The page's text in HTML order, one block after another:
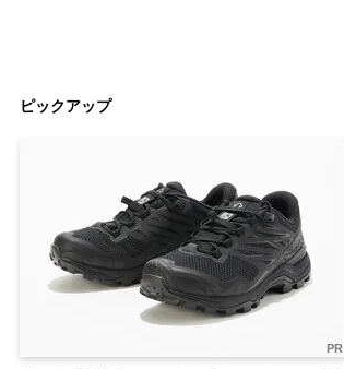
ピックアップ
PR